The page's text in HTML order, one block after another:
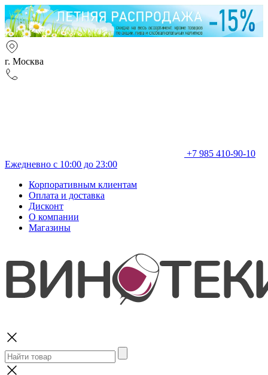
г. Москва
+7 985 410-90-10
Ежедневно с 10:00 до 23:00
Корпоративным клиентам
Оплата и доставка
Дисконт
О компании
Магазины